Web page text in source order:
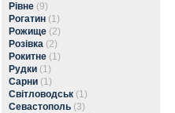
Рівне (9)
Рогатин (1)
Рожище (2)
Розівка (2)
Рокитне (1)
Рудки (1)
Сарни (1)
Світловодськ (1)
Севастополь (3)